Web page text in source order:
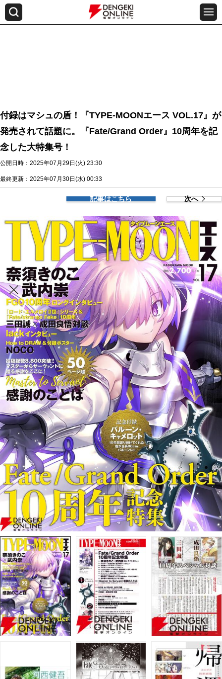
付録はマシュの盾！『TYPE-MOONエース VOL.17』が
発売されて話題に。『Fate/Grand Order』10周年を記
念した大特集号！
公開日時：2025年07月29日(火) 23:30
最終更新：2025年07月30日(水) 00:33
記事はこちら 次へ